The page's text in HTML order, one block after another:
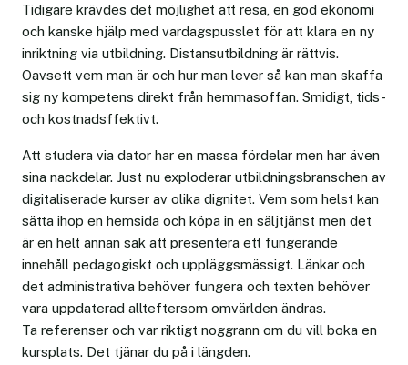
Tidigare krävdes det möjlighet att resa, en god ekonomi
och kanske hjälp med vardagspusslet för att klara en ny
inriktning via utbildning. Distansutbildning är rättvis.
Oavsett vem man är och hur man lever så kan man skaffa
sig ny kompetens direkt från hemmasoffan. Smidigt, tids-
och kostnadsffektivt.
Att studera via dator har en massa fördelar men har även
sina nackdelar. Just nu exploderar utbildningsbranschen av
digitaliserade kurser av olika dignitet. Vem som helst kan
sätta ihop en hemsida och köpa in en säljtjänst men det
är en helt annan sak att presentera ett fungerande
innehåll pedagogiskt och uppläggsmässigt. Länkar och
det administrativa behöver fungera och texten behöver
vara uppdaterad allteftersom omvärlden ändras.
Ta referenser och var riktigt noggrann om du vill boka en
kursplats. Det tjänar du på i längden.